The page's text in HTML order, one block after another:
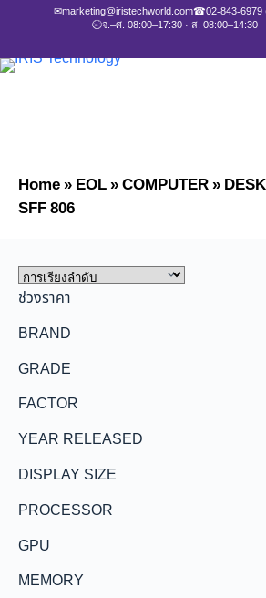
✉marketing@iristechworld.com☎02-843-6979
🕘จ.–ศ. 08:00–17:30 · ส. 08:00–14:30
Home»EOL»COMPUTER»
SFF 806
ช่วงราคา
BRAND
GRADE
FACTOR
YEAR RELEASED
DISPLAY SIZE
PROCESSOR
GPU
MEMORY